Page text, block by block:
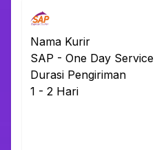
Nama Kurir
SAP - One Day Service
Durasi Pengiriman
1 - 2 Hari